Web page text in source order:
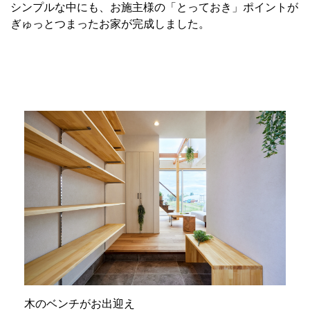
シンプルな中にも、お施主様の「とっておき」ポイントが
ぎゅっとつまったお家が完成しました。
木のベンチがお出迎え